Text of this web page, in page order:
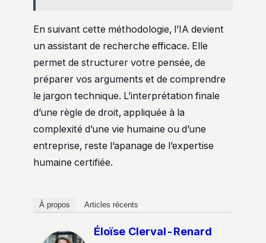
En suivant cette méthodologie, l’IA devient
un assistant de recherche efficace. Elle
permet de structurer votre pensée, de
préparer vos arguments et de comprendre
le jargon technique. L’interprétation finale
d’une règle de droit, appliquée à la
complexité d’une vie humaine ou d’une
entreprise, reste l’apanage de l’expertise
humaine certifiée.
À propos Articles récents
Éloïse Clerval-Renard